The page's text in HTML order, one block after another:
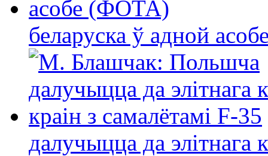
беларуска ў адной
далучыцца да элітнага